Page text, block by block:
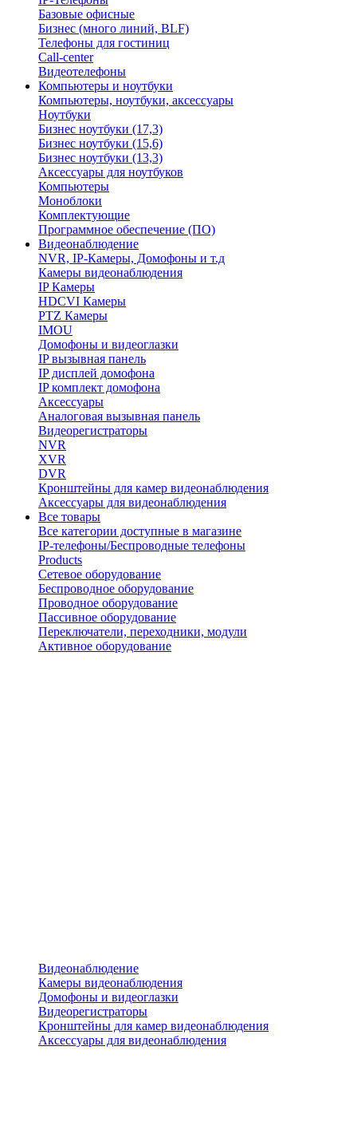
Базовые офисные
Бизнес (много линий, BLF)
Телефоны для гостиниц
Call-center
Видеотелефоны
Компьютеры и ноутбуки
Компьютеры, ноутбуки, аксессуары
Ноутбуки
Бизнес ноутбуки (17,3)
Бизнес ноутбуки (15,6)
Бизнес ноутбуки (13,3)
Аксессуары для ноутбуков
Компьютеры
Моноблоки
Комплектующие
Программное обеспечение (ПО)
Видеонаблюдение
NVR, IP-Камеры, Домофоны и т.д
Камеры видеонаблюдения
IP Камеры
HDCVI Камеры
PTZ Камеры
IMOU
Домофоны и видеоглазки
IP вызывная панель
IP дисплей домофона
IP комплект домофона
Аксессуары
Аналоговая вызывная панель
Видеорегистраторы
NVR
XVR
DVR
Кронштейны для камер видеонаблюдения
Аксессуары для видеонаблюдения
Все товары
Все категории доступные в магазине
IP-телефоны/Беспроводные телефоны
Products
Сетевое оборудование
Беспроводное оборудование
Проводное оборудование
Пассивное оборудование
Переключатели, переходники, модули
Активное оборудование
Видеонаблюдение
Камеры видеонаблюдения
Домофоны и видеоглазки
Видеорегистраторы
Кронштейны для камер видеонаблюдения
Аксессуары для видеонаблюдения